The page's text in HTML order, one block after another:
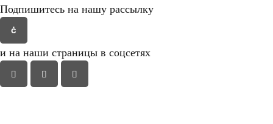
Подпишитесь на нашу рассылку
и на наши страницы в соцсетях